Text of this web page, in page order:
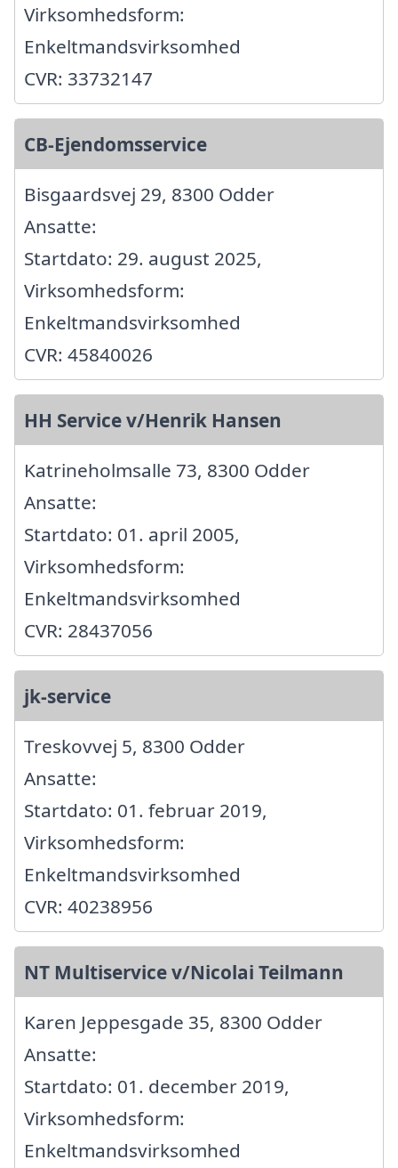
Virksomhedsform:
Enkeltmandsvirksomhed
CVR: 33732147
CB-Ejendomsservice
Bisgaardsvej 29, 8300 Odder
Ansatte:
Startdato: 29. august 2025,
Virksomhedsform:
Enkeltmandsvirksomhed
CVR: 45840026
HH Service v/Henrik Hansen
Katrineholmsalle 73, 8300 Odder
Ansatte:
Startdato: 01. april 2005,
Virksomhedsform:
Enkeltmandsvirksomhed
CVR: 28437056
jk-service
Treskovvej 5, 8300 Odder
Ansatte:
Startdato: 01. februar 2019,
Virksomhedsform:
Enkeltmandsvirksomhed
CVR: 40238956
NT Multiservice v/Nicolai Teilmann
Karen Jeppesgade 35, 8300 Odder
Ansatte:
Startdato: 01. december 2019,
Virksomhedsform:
Enkeltmandsvirksomhed